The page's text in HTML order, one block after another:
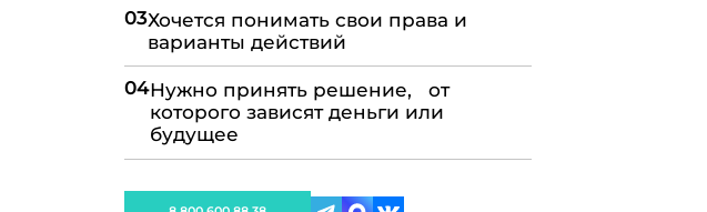
03Хочется понимать свои права и
варианты действий
04Нужно принять решение, от
которого зависят деньги или
будущее